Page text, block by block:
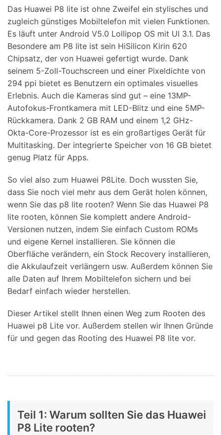
Suchen
Das Huawei P8 lite ist ohne Zweifel ein stylisches und
zugleich günstiges Mobiltelefon mit vielen Funktionen.
Es läuft unter Android V5.0 Lollipop OS mit UI 3.1. Das
Besondere am P8 lite ist sein HiSilicon Kirin 620
Chipsatz, der von Huawei gefertigt wurde. Dank
seinem 5-Zoll-Touchscreen und einer Pixeldichte von
294 ppi bietet es Benutzern ein optimales visuelles
Erlebnis. Auch die Kameras sind gut – eine 13MP-
Autofokus-Frontkamera mit LED-Blitz und eine 5MP-
Rückkamera. Dank 2 GB RAM und einem 1,2 GHz-
Okta-Core-Prozessor ist es ein großartiges Gerät für
Multitasking. Der integrierte Speicher von 16 GB bietet
genug Platz für Apps.
So viel also zum Huawei P8Lite. Doch wussten Sie,
dass Sie noch viel mehr aus dem Gerät holen können,
wenn Sie das p8 lite rooten? Wenn Sie das Huawei P8
lite rooten, können Sie komplett andere Android-
Versionen nutzen, indem Sie einfach Custom ROMs
und eigene Kernel installieren. Sie können die
Oberfläche verändern, ein Stock Recovery installieren,
die Akkulaufzeit verlängern usw. Außerdem können Sie
alle Daten auf Ihrem Mobiltelefon sichern und bei
Bedarf einfach wieder herstellen.
Dieser Artikel stellt Ihnen einen Weg zum Rooten des
Huawei p8 Lite vor. Außerdem stellen wir Ihnen Gründe
für und gegen das Rooting des Huawei P8 lite vor.
Teil 1: Warum sollten Sie das Huawei
P8 Lite rooten?